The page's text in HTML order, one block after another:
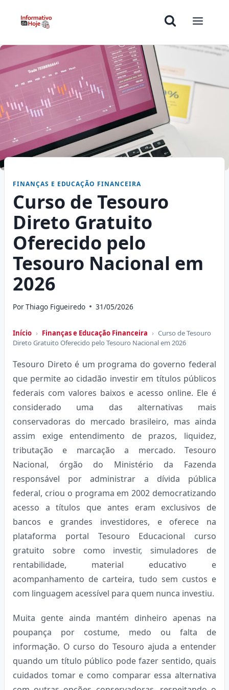
FINANÇAS E EDUCAÇÃO FINANCEIRA
Curso de Tesouro
Direto Gratuito
Oferecido pelo
Tesouro Nacional em
2026
PorThiago Figueiredo 31/05/2026
Início › Finanças e Educação Financeira › Curso de Tesouro
Direto Gratuito Oferecido pelo Tesouro Nacional em 2026
Tesouro Direto é um programa do governo federal
que permite ao cidadão investir em títulos públicos
federais com valores baixos e acesso online. Ele é
considerado uma das alternativas mais
conservadoras do mercado brasileiro, mas ainda
assim exige entendimento de prazos, liquidez,
tributação e marcação a mercado. Tesouro
Nacional, órgão do Ministério da Fazenda
responsável por administrar a dívida pública
federal, criou o programa em 2002 democratizando
acesso a títulos que antes eram exclusivos de
bancos e grandes investidores, e oferece na
plataforma portal Tesouro Educacional curso
gratuito sobre como investir, simuladores de
rentabilidade, material educativo e
acompanhamento de carteira, tudo sem custos e
com linguagem acessível para quem nunca investiu.
Muita gente ainda mantém dinheiro apenas na
poupança por costume, medo ou falta de
informação. O curso do Tesouro ajuda a entender
quando um título público pode fazer sentido, quais
cuidados tomar e como comparar essa alternativa